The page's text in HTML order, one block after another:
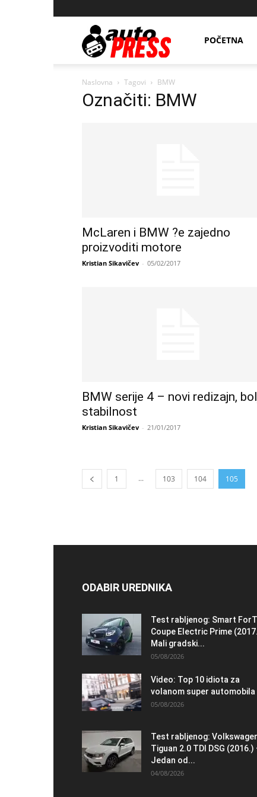
AutopressHRPOČETNA
Naslovna Tagovi BMW
Označiti: BMW
McLaren i BMW ?e zajedno
proizvoditi motore
Kristian Sikavičev - 05/02/2017
BMW serije 4 – novi redizajn,
stabilnost
Kristian Sikavičev - 21/01/2017
1 ... 103 104 105
ODABIR UREDNIKA
Test rabljenog: Smart
Coupe Electric Prime
Mali gradski...
05/08/2026
Video: Top 10 idiota za
volanom super automobila
05/08/2026
Test rabljenog:
Tiguan 2.0 TDI DSG (2016.)
Jedan od...
04/08/2026